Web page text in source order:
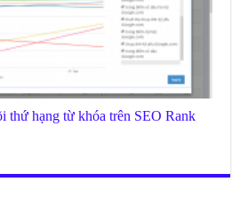
thứ hạng từ khóa trên SEO Rank